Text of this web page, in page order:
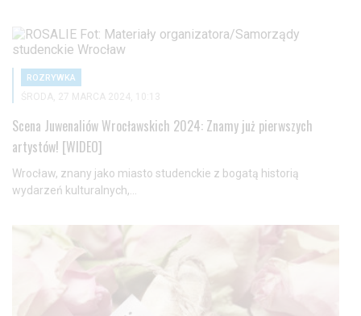
ROZRYWKA
ŚRODA, 27 MARCA 2024, 10:13
Scena Juwenaliów Wrocławskich 2024: Znamy już pierwszych
artystów! [WIDEO]
Wrocław, znany jako miasto studenckie z bogatą historią
wydarzeń kulturalnych,...